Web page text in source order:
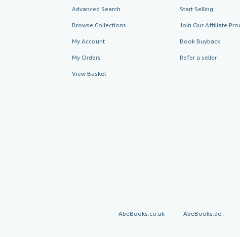
Advanced Search
Browse Collections
My Account
My Orders
View Basket
Start Selling
Join Our Affiliate
Book Buyback
Refer a seller
AbeBooks.co.uk AbeBooks.de